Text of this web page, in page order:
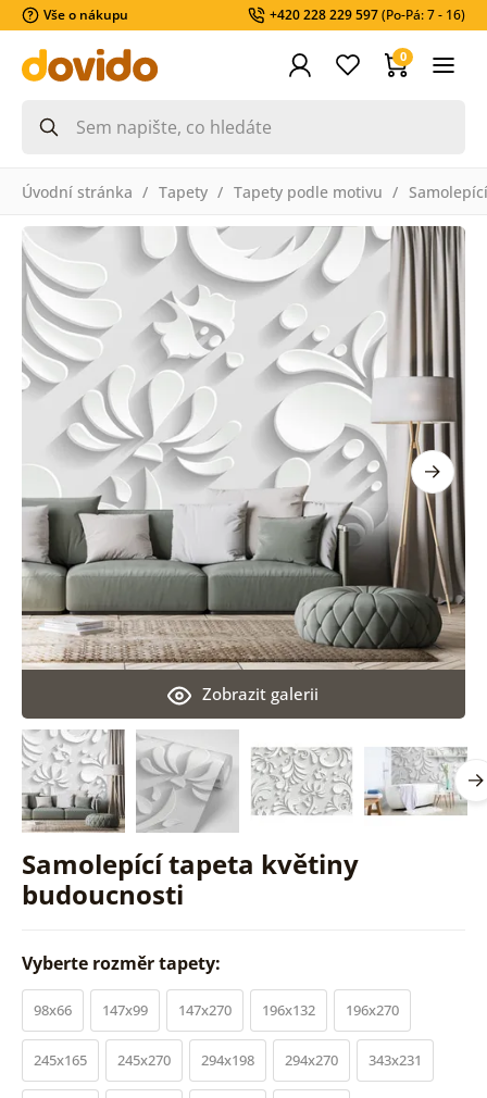
Vše o nákupu +420 228 229 597(Po-Pá: 7 - 16)
0
Úvodní stránka Tapety Tapety podle motivu
Samolepící tapeta květiny
budoucnosti
Zobrazit galerii
Vyberte rozměr tapety:
98x66 147x99 147x270 196x132 196x270
245x165 245x270 294x198 294x270 343x231